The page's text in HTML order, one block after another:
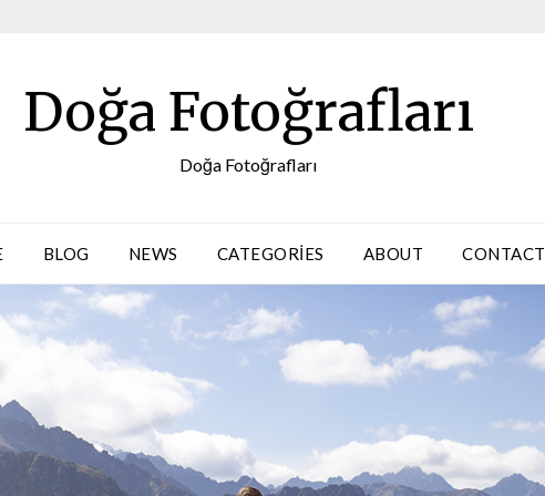
Doğa Fotoğrafları
Doğa Fotoğrafları
BLOG NEWS CATEGORIES ABOUT CONTACT